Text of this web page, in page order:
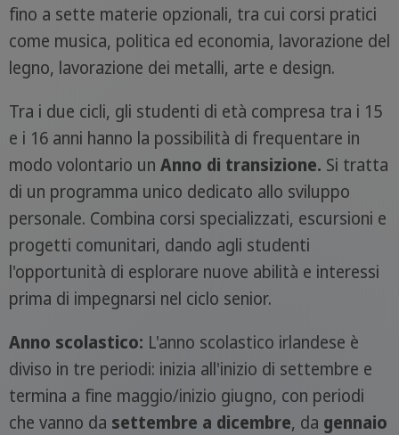
fino a sette materie opzionali, tra cui corsi pratici
come musica, politica ed economia, lavorazione del
legno, lavorazione dei metalli, arte e design.
Tra i due cicli, gli studenti di età compresa tra i 15
e i 16 anni hanno la possibilità di frequentare in
modo volontario un Anno di transizione. Si tratta
di un programma unico dedicato allo sviluppo
personale. Combina corsi specializzati, escursioni e
progetti comunitari, dando agli studenti
l'opportunità di esplorare nuove abilità e interessi
prima di impegnarsi nel ciclo senior.
Anno scolastico: L'anno scolastico irlandese è
diviso in tre periodi: inizia all'inizio di settembre e
termina a fine maggio/inizio giugno, con periodi
che vanno da settembre a dicembre, da gennaio